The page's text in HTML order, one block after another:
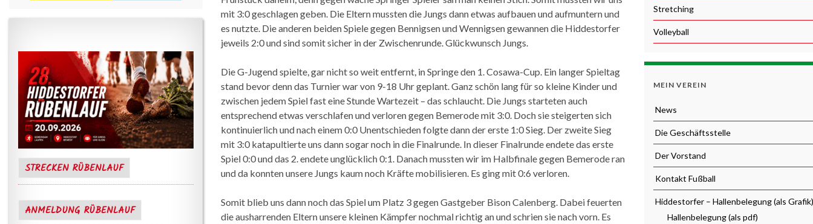
STRECKEN RÜBENLAUF
ANMELDUNG RÜBENLAUF
mit 3:0 geschlagen geben. Die Eltern mussten die Jungs dann etwas aufbauen und aufmuntern und
es nutzte. Die anderen beiden Spiele gegen Bennigsen und Wennigsen gewannen die Hiddestorfer
jeweils 2:0 und sind somit sicher in der Zwischenrunde. Glückwunsch Jungs.
Die G-Jugend spielte, gar nicht so weit entfernt, in Springe den 1. Cosawa-Cup. Ein langer Spieltag
stand bevor denn das Turnier war von 9-18 Uhr geplant. Ganz schön lang für so kleine Kinder und
zwischen jedem Spiel fast eine Stunde Wartezeit – das schlaucht. Die Jungs starteten auch
entsprechend etwas verschlafen und verloren gegen Bemerode mit 3:0. Doch sie steigerten sich
kontinuierlich und nach einem 0:0 Unentschieden folgte dann der erste 1:0 Sieg. Der zweite Sieg
mit 3:0 katapultierte uns dann sogar noch in die Finalrunde. In dieser Finalrunde endete das erste
Spiel 0:0 und das 2. endete unglücklich 0:1. Danach mussten wir im Halbfinale gegen Bemerode ran
und da konnten unsere Jungs kaum noch Kräfte mobilisieren. Es ging mit 0:6 verloren.
Somit blieb uns dann noch das Spiel um Platz 3 gegen Gastgeber Bison Calenberg. Dabei feuerten
die ausharrenden Eltern unsere kleinen Kämpfer nochmal richtig an und schrien sie nach vorn. Es
Stretching
Volleyball
MEIN VEREIN
News
Die Geschäftsstelle
Der Vorstand
Kontakt Fußball
Hiddestorfer – Hallenbelegung (als Grafik)
Hallenbelegung (als pdf)